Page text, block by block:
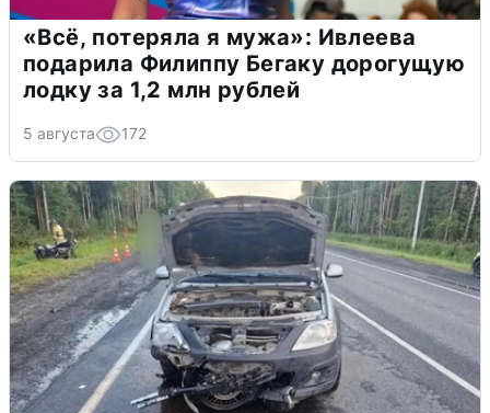
«Всё, потеряла я мужа»: Ивлеева
подарила Филиппу Бегаку дорогущую
лодку за 1,2 млн рублей
5 августа 172